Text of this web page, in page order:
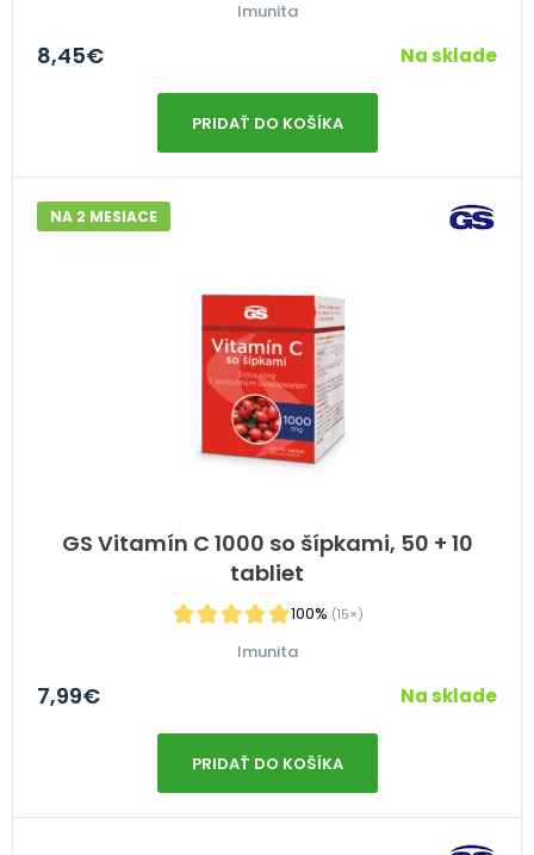
Imunita
8,45€ Na sklade
PRIDAŤ DO KOŠÍKA
GS Vitamín C 1000 so šípkami, 50 + 10
tabliet
100% (15×)
NA 2 MESIACE
Imunita
7,99€ Na sklade
PRIDAŤ DO KOŠÍKA